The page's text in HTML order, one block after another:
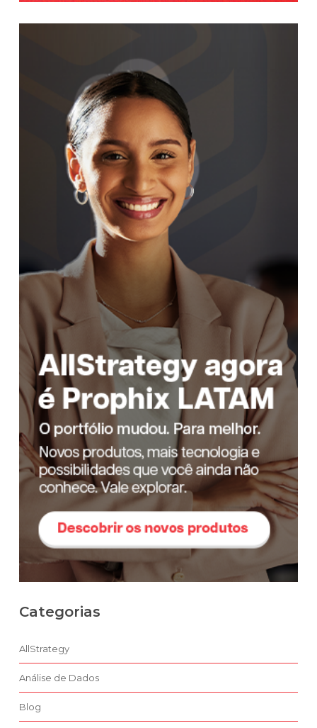
Categorias
AllStrategy
Análise de Dados
Blog